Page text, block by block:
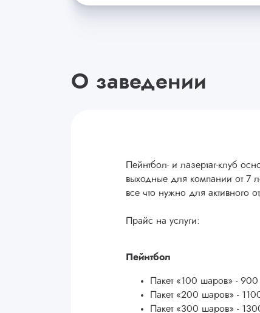
О заведении
Пейнтбол- и лазертаг-клуб
выходные для компании от 7
все что нужно для активного
Прайс на услуги:
Пейнтбол
Пакет «100 шаров» - 900
Пакет «200 шаров» -
Пакет «300 шаров» -